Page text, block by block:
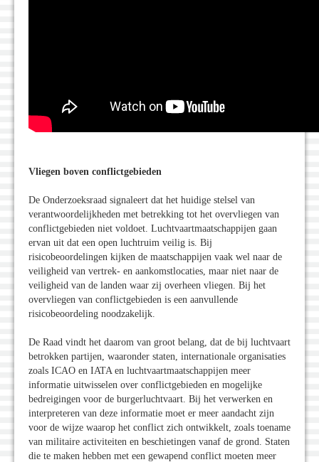
Vliegen boven conflictgebieden
De Onderzoeksraad signaleert dat het huidige stelsel van
verantwoordelijkheden met betrekking tot het overvliegen van
conflictgebieden niet voldoet. Luchtvaartmaatschappijen gaan
ervan uit dat een open luchtruim veilig is. Bij
risicobeoordelingen kijken de maatschappijen vaak wel naar de
veiligheid van vertrek- en aankomstlocaties, maar niet naar de
veiligheid van de landen waar zij overheen vliegen. Bij het
overvliegen van conflictgebieden is een aanvullende
risicobeoordeling noodzakelijk.
De Raad vindt het daarom van groot belang, dat de bij luchtvaart
betrokken partijen, waaronder staten, internationale organisaties
zoals ICAO en IATA en luchtvaartmaatschappijen meer
informatie uitwisselen over conflictgebieden en mogelijke
bedreigingen voor de burgerluchtvaart. Bij het verwerken en
interpreteren van deze informatie moet er meer aandacht zijn
voor de wijze waarop het conflict zich ontwikkelt, zoals toename
van militaire activiteiten en beschietingen vanaf de grond. Staten
die te maken hebben met een gewapend conflict moeten meer